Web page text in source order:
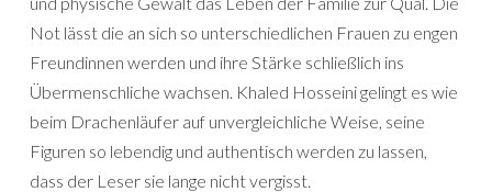
Not lässt die an sich so unterschiedlichen Frauen zu engen
Freundinnen werden und ihre Stärke schließlich ins
Übermenschliche wachsen. Khaled Hosseini gelingt es wie
beim Drachenläufer auf unvergleichliche Weise, seine
Figuren so lebendig und authentisch werden zu lassen,
dass der Leser sie lange nicht vergisst.